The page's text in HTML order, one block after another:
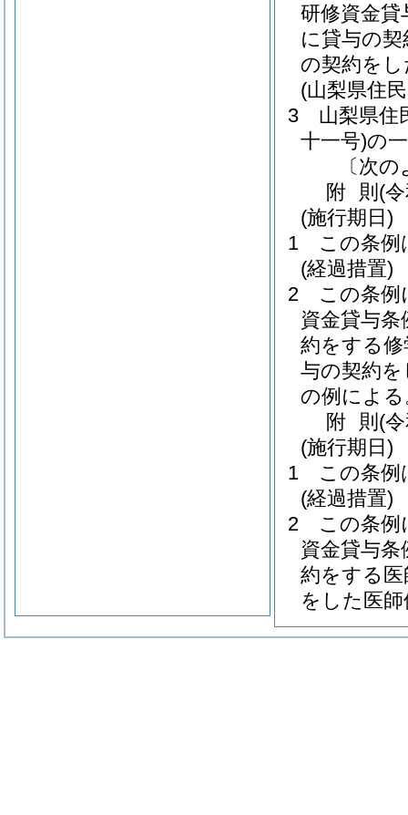
研修資金貸
に貸与の
の契約を
(山梨県住
3
山梨県住
十一号)の
〔次
附 則 (
(施行期日)
1
この条例
(経過措置)
2
この条例
資金貸与
約をする
与の契約
の例による
附 則 (
(施行期日)
1
この条例
(経過措置)
2
この条例
資金貸与
約をする
をした医